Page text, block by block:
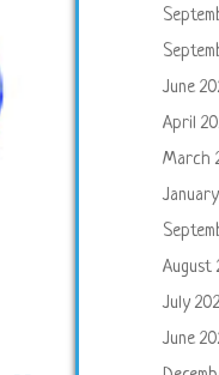
June
April
March
August
July
June